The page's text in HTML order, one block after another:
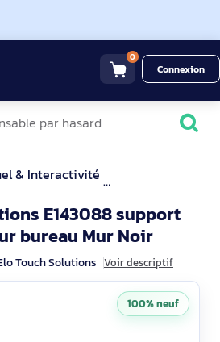
0
Connexion
& Interactivité
E143088 support
bureau Mur NoirE143088
Touch Solutions Voir descriptif
100% neuf